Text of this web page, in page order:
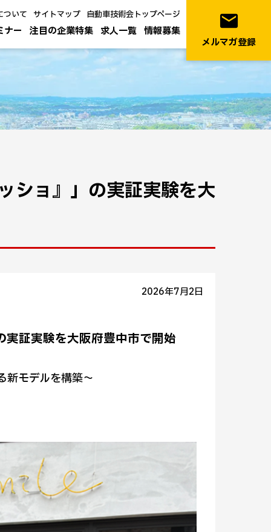
ナー 注目の企業特集 求人一覧 情報募集
ついて サイトマップ 自動車技術会トップページ email
メルマガ登録
ショ』」の実証実験を大
2026年7月2日
証実験を大阪府豊中市で開始
新モデルを構築～